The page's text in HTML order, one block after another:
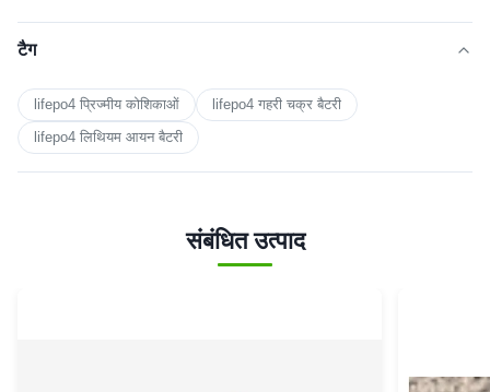
टैग
lifepo4 प्रिज्मीय कोशिकाओं
lifepo4 गहरी चक्र बैटरी
lifepo4 लिथियम आयन बैटरी
संबंधित उत्पाद